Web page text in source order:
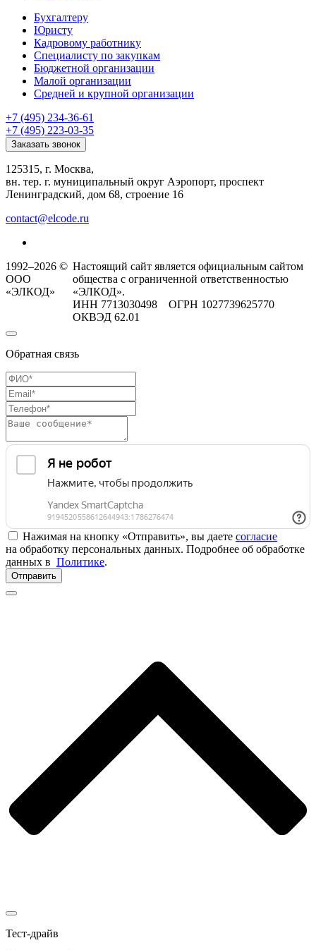
Бухгалтеру
Юристу
Кадровому работнику
Специалисту по закупкам
Бюджетной организации
Малой организации
Средней и крупной организации
+7 (495) 234-36-61
+7 (495) 223-03-35
Заказать звонок
125315, г. Москва,
вн. тер. г. муниципальный округ Аэропорт, проспект
Ленинградский, дом 68, строение 16
contact@elcode.ru
1992–2026 ©
ООО
«ЭЛКОД»
Настоящий сайт является официальным сайтом
общества с ограниченной ответственностью
«ЭЛКОД».
ИНН 7713030498 ОГРН 1027739625770
ОКВЭД 62.01
Обратная связь
Нажимая на кнопку «Отправить», вы даете согласие
на обработку персональных данных. Подробнее об обработке
данных в Политике.
Отправить
Тест-драйв